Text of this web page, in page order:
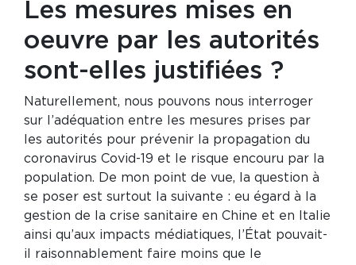
Les mesures mises en
oeuvre par les autorités
sont-elles justifiées ?
Naturellement, nous pouvons nous interroger
sur l’adéquation entre les mesures prises par
les autorités pour prévenir la propagation du
coronavirus Covid-19 et le risque encouru par la
population. De mon point de vue, la question à
se poser est surtout la suivante : eu égard à la
gestion de la crise sanitaire en Chine et en Italie
ainsi qu’aux impacts médiatiques, l’État pouvait-
il raisonnablement faire moins que le